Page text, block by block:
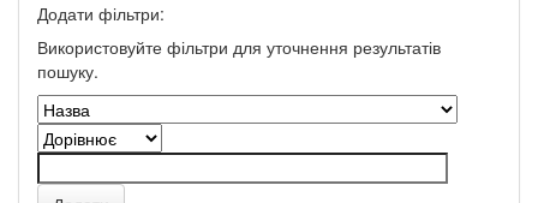
Додати фільтри:
Використовуйте фільтри для уточнення результатів
пошуку.